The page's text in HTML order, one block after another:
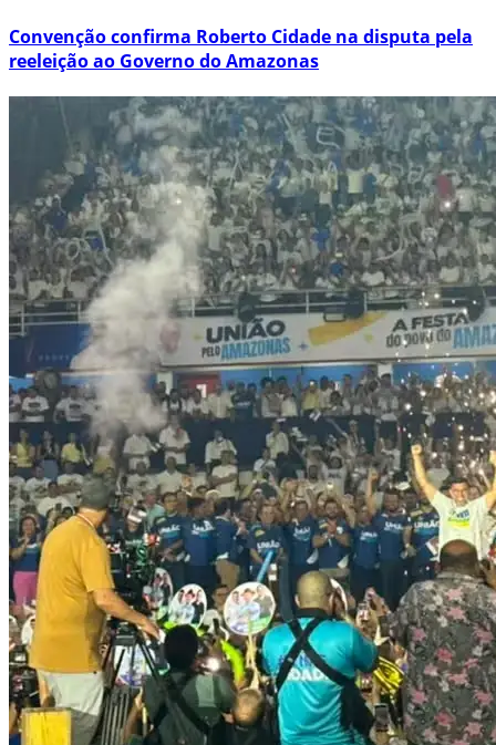
Convenção confirma Roberto Cidade na disputa pela
reeleição ao Governo do Amazonas